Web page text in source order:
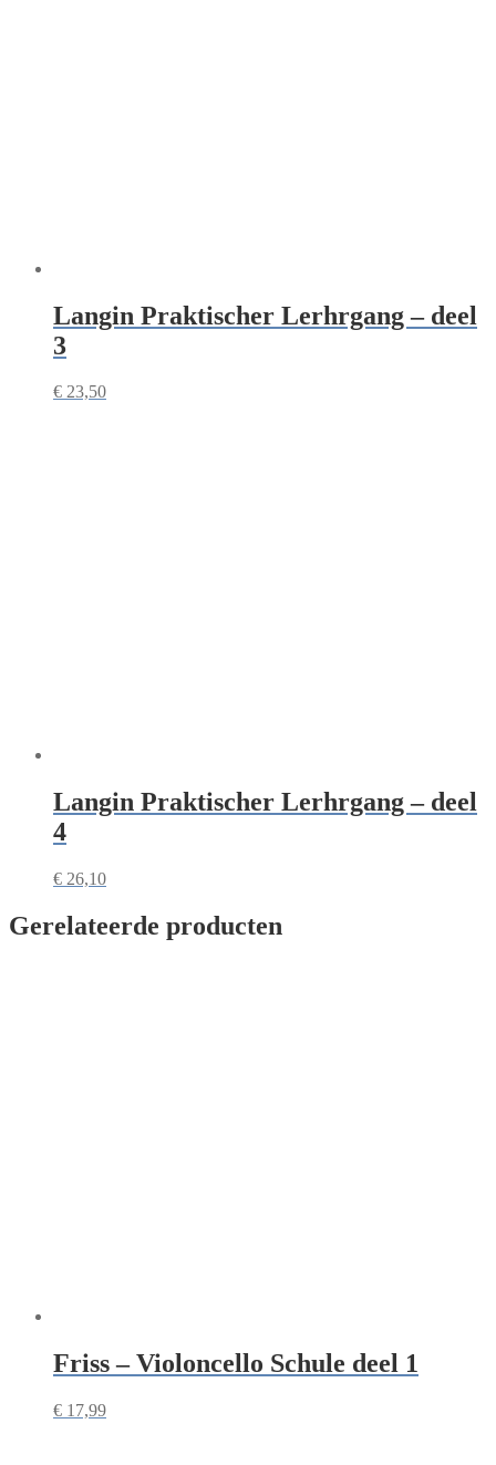
Langin Praktischer Lerhrgang – deel
3
€ 23,50
Langin Praktischer Lerhrgang – deel
4
€ 26,10
Gerelateerde producten
Friss – Violoncello Schule deel 1
€ 17,99